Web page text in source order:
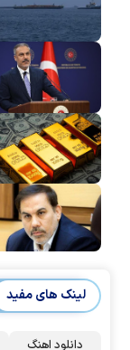
لینک های مفید
دانلود اهنگ